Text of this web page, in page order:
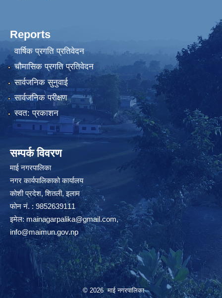
Reports
वार्षिक प्रगति प्रतिवेदन
चौमासिक प्रगति प्रतिवेदन
सार्वजनिक सुनुवाई
सार्वजनिक परीक्षण
स्वत: प्रकाशन
सम्पर्क विवरण
माई नगरपालिका
नगर कार्यपालिकाको कार्यालय
कोशी प्रदेश, शितली, इलाम
फोन नं. : 9852639111
इमेल:mainagarpalika@gmail.com,
info@maimun.gov.np
© 2026 माई नगरपालिका